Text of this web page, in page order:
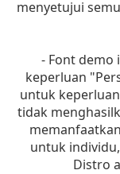
menyetujui
- Font demo
keperluan
untuk
tidak
untuk
Distro